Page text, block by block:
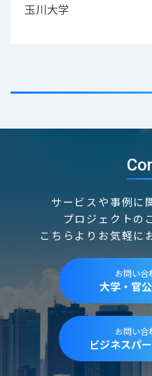
玉川大学
サービスや事例に
プロジェクトの
こちらよりお気軽に
お問い合
大学・官
お問い合
ビジネスパ